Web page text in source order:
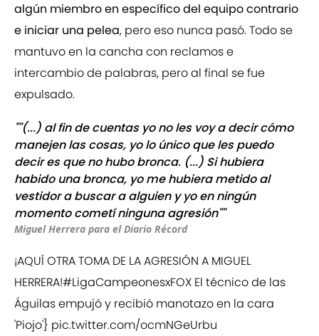
algún miembro en específico del equipo contrario
e iniciar una pelea, pero eso nunca pasó. Todo se
mantuvo en la cancha con reclamos e
intercambio de palabras, pero al final se fue
expulsado.
""(...) al fin de cuentas yo no les voy a decir cómo
manejen las cosas, yo lo único que les puedo
decir es que no hubo bronca. (...) Si hubiera
habido una bronca, yo me hubiera metido al
vestidor a buscar a alguien y yo en ningún
momento cometí ninguna agresión""
Miguel Herrera para el Diario Récord
¡AQUÍ OTRA TOMA DE LA AGRESIÓN A MIGUEL
HERRERA!#LigaCampeonesxFOX El técnico de las
Águilas empujó y recibió manotazo en la cara
'Piojo'} pic.twitter.com/ocmNGeUrbu